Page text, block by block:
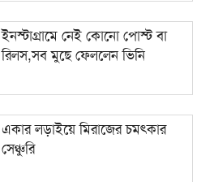
ইনস্টাগ্রামে নেই কোনো পোস্ট বা
রিলস,সব মুছে ফেললেন ভিনি
একার লড়াইয়ে মিরাজের চমৎকার
সেঞ্চুরি